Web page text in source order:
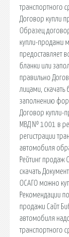
транспортного
Договор купли
Образец
купли-продажи
предоставляет
бланки или
правильно
лицами, скачать
заполнению
Договор купли-
МВД № 1001 в
регистрации
автомобиля
Рейтинг продаж
скачать
ОСАГО можно
Рекомендации
продажи Сайт
автомобиля
транспортного